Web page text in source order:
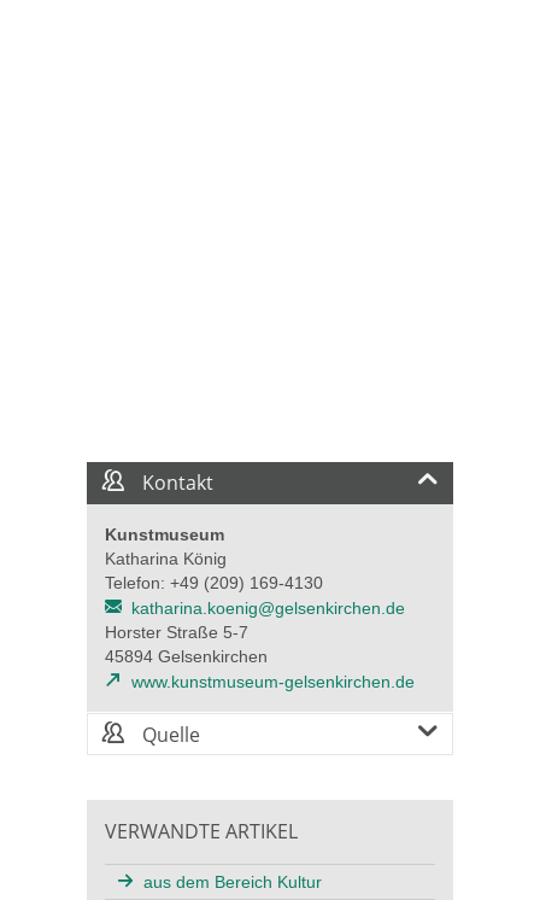
Kontakt
Kunstmuseum
Katharina König
Telefon: +49 (209) 169-4130
katharina.koenig@gelsenkirchen.de
Horster Straße 5-7
45894 Gelsenkirchen
www.kunstmuseum-gelsenkirchen.de
Quelle
VERWANDTE ARTIKEL
aus dem Bereich Kultur